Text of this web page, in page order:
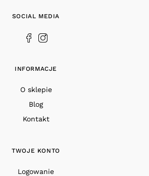
INFORMACJE
O sklepie
Blog
Kontakt
TWOJE KONTO
Logowanie
SOCIAL MEDIA